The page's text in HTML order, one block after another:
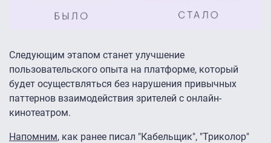
Следующим этапом станет улучшение
пользовательского опыта на платформе, который
будет осуществляться без нарушения привычных
паттернов взаимодействия зрителей с онлайн-
кинотеатром.
Напомним, как ранее писал "Кабельщик", "Триколор"